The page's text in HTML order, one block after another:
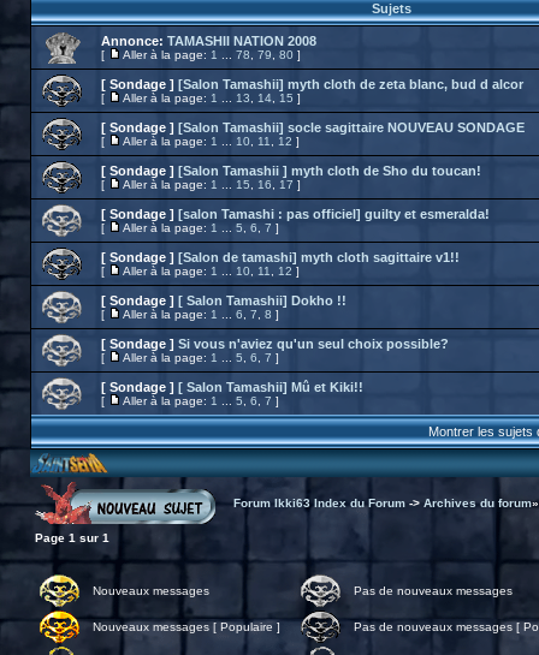
Sujets
Annonce: TAMASHII NATION 2008
[ Aller à la page: 1 78 79 80]
[ Sondage ] [Salon Tamashii] myth cloth de zeta blanc, bud d alcor
[ Aller à la page: 1 13 14, 15 ]
[ Sondage ] [Salon Tamashii] socle sagittaire NOUVEAU SONDAGE
[ Aller à la page: 1 10 11 12 ]
[ Sondage ] [Salon Tamashii ] myth cloth de Sho du toucan!
[ Aller à la page: 1 15 16 17 ]
[ Sondage ] [salon Tamashi : pas officiel] guilty et esmeralda!
[ Aller à la page: 1 5, 6 7 ]
[ Sondage ] [Salon de tamashi] myth cloth sagittaire v1!!
[ Aller à la page: 1 10, 11 12 ]
[ Sondage ] [ Salon Tamashii] Dokho !!
[ Aller à la page: 1 6 7 8 ]
[ Sondage ] Si vous n'aviez qu'un seul choix possible?
[ Aller à la page: 1 5 6 7 ]
[ Sondage ] [ Salon Tamashii] Mû et Kiki!!
[ Aller à la page: 1 5 6 7 ]
Montrer les sujets
Forum Ikki63 Index du Forum-> Archives du forum
Page 1 sur 1
Nouveaux messages Pas de nouveaux messages
Nouveaux messages [ Populaire ] Pas de nouveaux messages [